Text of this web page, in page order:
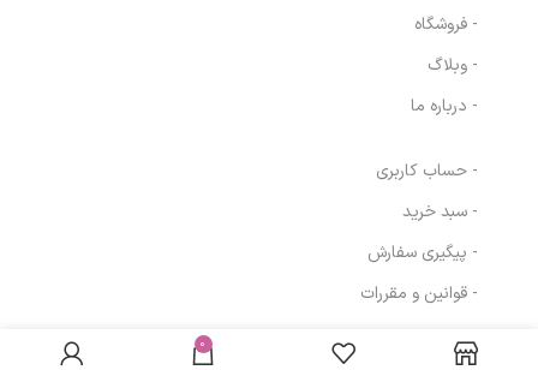
- فروشگاه
- وبلاگ
- درباره ما
- حساب کاربری
- سبد خرید
- پیگیری سفارش
- قوانین و مقررات
مسیرهای ارتباطیکافئین 5% حجم
تومان0